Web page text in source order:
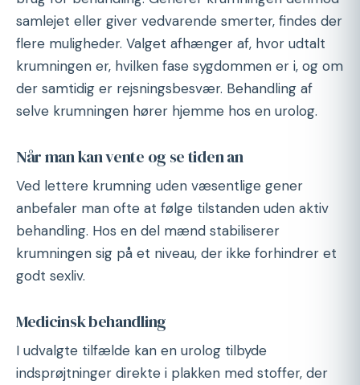
samlejet eller giver vedvarende smerter, findes der
flere muligheder. Valget afhænger af, hvor udtalt
krumningen er, hvilken fase sygdommen er i, og om
der samtidig er rejsningsbesvær. Behandling af
selve krumningen hører hjemme hos en urolog.
Når man kan vente og se tiden an
Ved lettere krumning uden væsentlige gener
anbefaler man ofte at følge tilstanden uden aktiv
behandling. Hos en del mænd stabiliserer
krumningen sig på et niveau, der ikke forhindrer et
godt sexliv.
Medicinsk behandling
I udvalgte tilfælde kan en urolog tilbyde
indsprøjtninger direkte i plakken med stoffer, der